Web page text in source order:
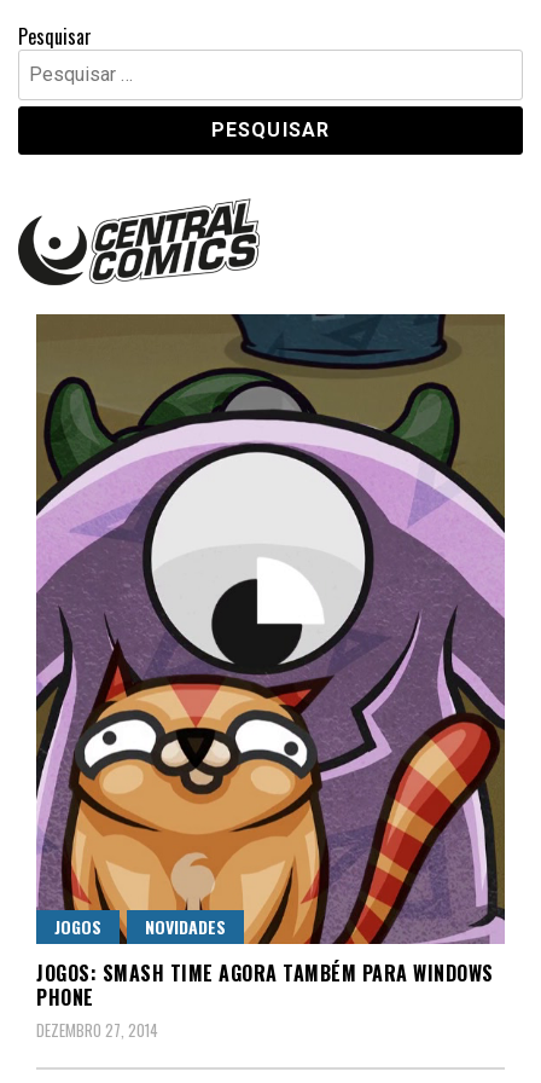
Pesquisar
Pesquisar
por:
Central Comics
JOGOS NOVIDADES
JOGOS: SMASH TIME AGORA TAMBÉM PARA WINDOWS
PHONE
DEZEMBRO 27, 2014